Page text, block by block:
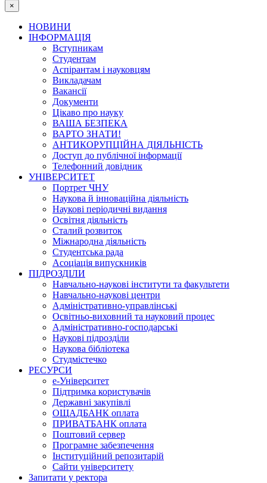
×
НОВИНИ
ІНФОРМАЦІЯ
Вступникам
Студентам
Аспірантам і науковцям
Викладачам
Вакансії
Документи
Цікаво про науку
ВАША БЕЗПЕКА
ВАРТО ЗНАТИ!
АНТИКОРУПЦІЙНА ДІЯЛЬНІСТЬ
Доступ до публічної інформації
Телефонний довідник
УНІВЕРСИТЕТ
Портрет ЧНУ
Наукова й інноваційна діяльність
Наукові періодичні видання
Освітня діяльність
Сталий розвиток
Міжнародна діяльність
Студентська рада
Асоціація випускників
ПІДРОЗДІЛИ
Навчально-наукові інститути та факультети
Навчально-наукові центри
Адміністративно-управлінські
Освітньо-виховний та науковий процес
Адміністративно-господарські
Наукові підрозділи
Наукова бібліотека
Студмістечко
РЕСУРСИ
е-Університет
Підтримка користувачів
Державні закупівлі
ОЩАДБАНК оплата
ПРИВАТБАНК оплата
Поштовий сервер
Програмне забезпечення
Інституційний репозитарій
Сайти університету
Запитати у ректора